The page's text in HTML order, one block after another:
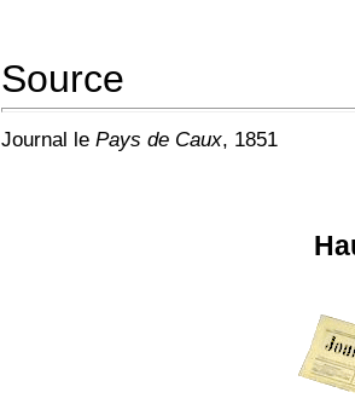
Source
Journal le Pays de Caux, 1851